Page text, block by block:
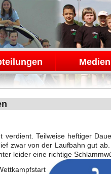
Medien
verdient. Teilweise heftiger
zwar von der Laufbahn gut
leider eine richtige